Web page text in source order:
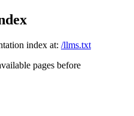
index at: /llms.txt
pages before